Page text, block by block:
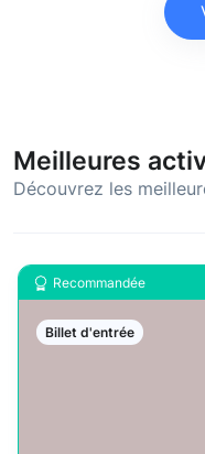
Meilleures
Découvrez les
Recommandée
Billet d'entrée